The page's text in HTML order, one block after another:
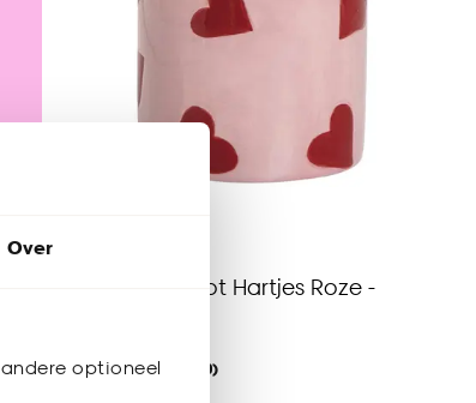
Over
optioneel
Voorraadpot Hartjes Roze -
(0)